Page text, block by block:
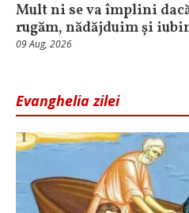
Mult ni se va împlini
rugăm, nădăjduim și
09 Aug, 2026
Evanghelia zilei